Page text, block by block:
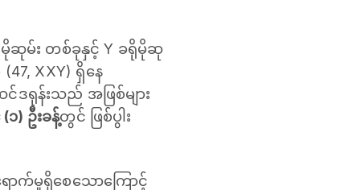
ရိုမိုဆုမ်း တစ်ခုနှင့် Y ခရိုမိုဆု
XXY) ရှိနေ
ရုန်းသည် အဖြစ်များ
၁) ဦးခန့်တွင် ဖြစ်ပွါး
ောက်မှုရှိစေသောကြောင့်